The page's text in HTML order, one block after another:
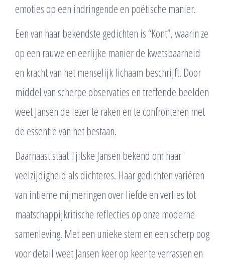
emoties op een indringende en poëtische manier.
Een van haar bekendste gedichten is “Kont”, waarin ze
op een rauwe en eerlijke manier de kwetsbaarheid
en kracht van het menselijk lichaam beschrijft. Door
middel van scherpe observaties en treffende beelden
weet Jansen de lezer te raken en te confronteren met
de essentie van het bestaan.
Daarnaast staat Tjitske Jansen bekend om haar
veelzijdigheid als dichteres. Haar gedichten variëren
van intieme mijmeringen over liefde en verlies tot
maatschappijkritische reflecties op onze moderne
samenleving. Met een unieke stem en een scherp oog
voor detail weet Jansen keer op keer te verrassen en